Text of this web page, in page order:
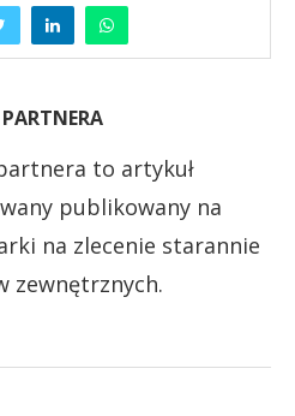
to artykuł
publikowany na
na zlecenie starannie
zewnętrznych.